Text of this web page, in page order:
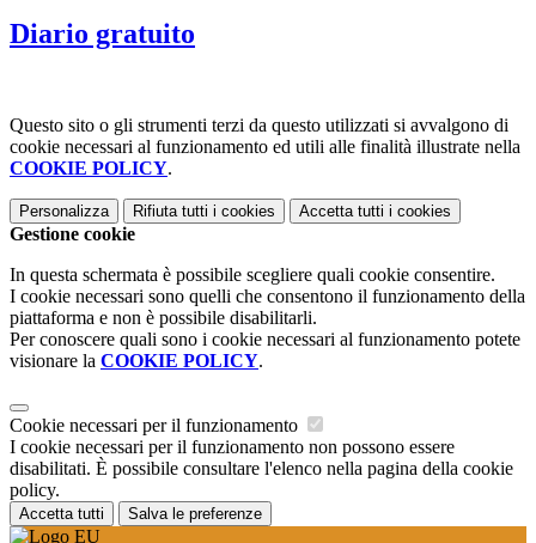
Diario gratuito
Questo sito o gli strumenti terzi da questo utilizzati si avvalgono di
cookie necessari al funzionamento ed utili alle finalità illustrate nella
COOKIE POLICY.
Personalizza Rifiuta tutti i cookies Accetta tutti i cookies
Gestione cookie
In questa schermata è possibile scegliere quali cookie consentire.
I cookie necessari sono quelli che consentono il funzionamento della
piattaforma e non è possibile disabilitarli.
Per conoscere quali sono i cookie necessari al funzionamento potete
visionare la COOKIE POLICY.
Cookie necessari per il funzionamento
I cookie necessari per il funzionamento non possono essere
disabilitati. È possibile consultare l'elenco nella pagina della cookie
policy.
Accetta tutti Salva le preferenze